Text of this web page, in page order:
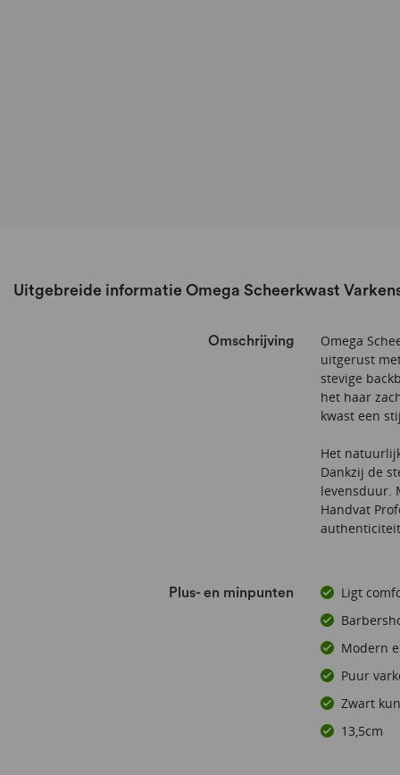
Uitgebreide informatie Omega Scheerkwast
Omschrijving
Omega
uitgerust
stevige
het haar
kwast een
Het
Dankzij de
levensduur.
Handvat
Plus- en minpunten
Ligt
Modern
Puur
Zwart
13,5cm